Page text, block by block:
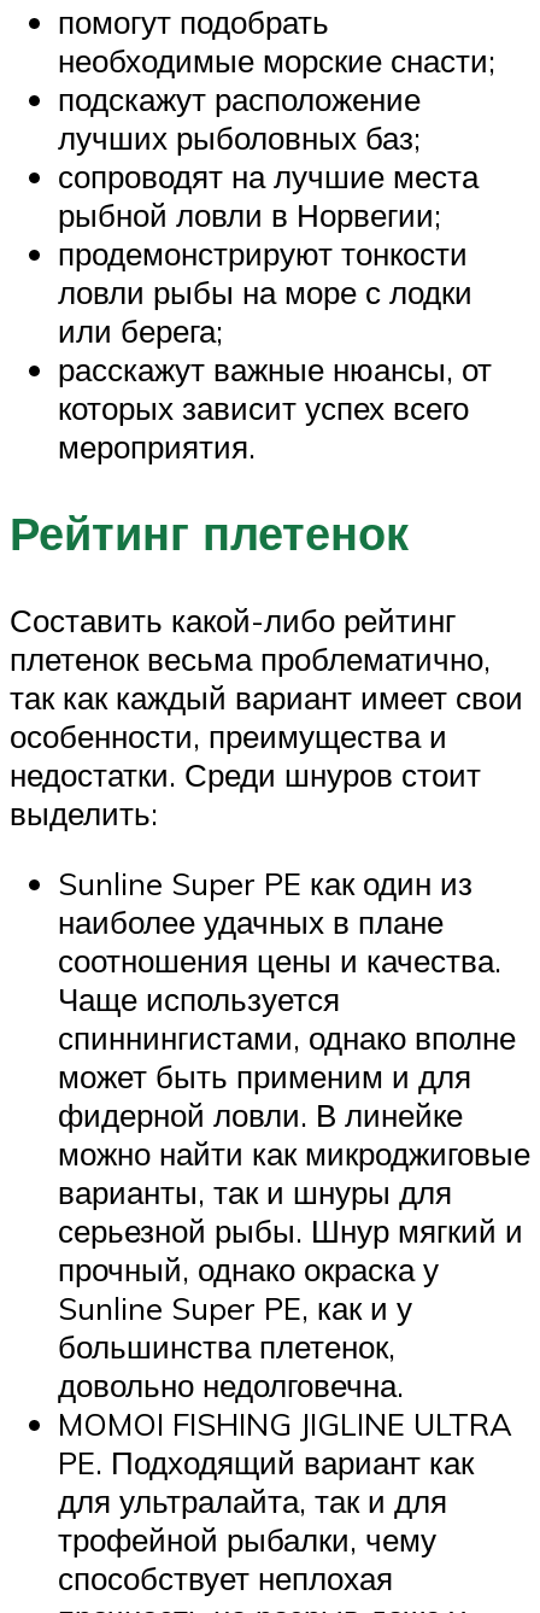
помогут подобрать
необходимые морские снасти;
подскажут расположение
лучших рыболовных баз;
сопроводят на лучшие места
рыбной ловли в Норвегии;
продемонстрируют тонкости
ловли рыбы на море с лодки
или берега;
расскажут важные нюансы, от
которых зависит успех всего
мероприятия.
Рейтинг плетенок
Составить какой-либо рейтинг
плетенок весьма проблематично,
так как каждый вариант имеет свои
особенности, преимущества и
недостатки. Среди шнуров стоит
выделить:
Sunline Super PE как один из
наиболее удачных в плане
соотношения цены и качества.
Чаще используется
спиннингистами, однако вполне
может быть применим и для
фидерной ловли. В линейке
можно найти как микроджиговые
варианты, так и шнуры для
серьезной рыбы. Шнур мягкий и
прочный, однако окраска у
Sunline Super PE, как и у
большинства плетенок,
довольно недолговечна.
MOMOI FISHING JIGLINE ULTRA
PE. Подходящий вариант как
для ультралайта, так и для
трофейной рыбалки, чему
способствует неплохая